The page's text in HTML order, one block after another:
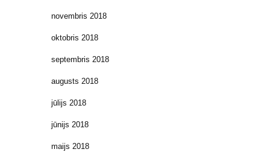
novembris 2018
oktobris 2018
septembris 2018
augusts 2018
jūlijs 2018
jūnijs 2018
maijs 2018